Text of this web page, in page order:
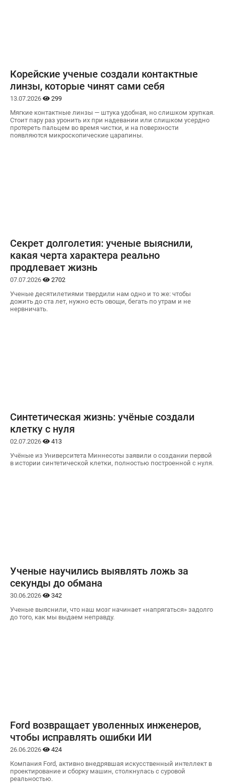
Корейские ученые создали контактные
линзы, которые чинят сами себя
13.07.2026
299
Мягкие контактные линзы — штука удобная, но слишком хрупкая.
Стоит пару раз уронить их при надевании или слишком усердно
протереть пальцем во время чистки, и на поверхности
появляются микроскопические царапины.
Секрет долголетия: ученые выяснили,
какая черта характера реально
продлевает жизнь
07.07.2026
2702
Ученые десятилетиями твердили нам одно и то же: чтобы
дожить до ста лет, нужно есть овощи, бегать по утрам и не
нервничать.
Синтетическая жизнь: учёные создали
клетку с нуля
02.07.2026
413
Учёные из Университета Миннесоты заявили о создании первой
в истории синтетической клетки, полностью построенной с нуля.
Ученые научились выявлять ложь за
секунды до обмана
30.06.2026
342
Ученые выяснили, что наш мозг начинает «напрягаться» задолго
до того, как мы выдаем неправду.
Ford возвращает уволенных инженеров,
чтобы исправлять ошибки ИИ
26.06.2026
424
Компания Ford, активно внедрявшая искусственный интеллект в
проектирование и сборку машин, столкнулась с суровой
реальностью.